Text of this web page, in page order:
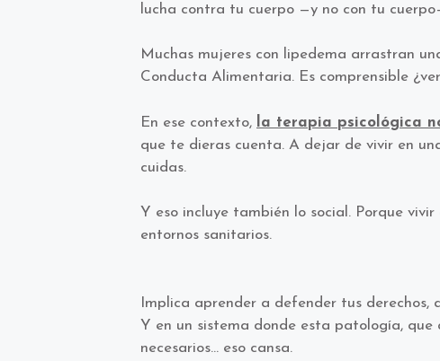
lucha contra tu cuerpo —y no con tu
Muchas mujeres con lipedema arrastran
Conducta Alimentaria. Es comprensible
En ese contexto, la terapia psicológica
que te dieras cuenta. A dejar de vivir en
cuidas.
Y eso incluye también lo social. Porque
entornos sanitarios.
Implica aprender a defender tus derechos,
Y en un sistema donde esta patología, que
necesarios… eso cansa.